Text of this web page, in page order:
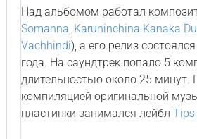
Над альбомом работал
Somanna, Karuninchina Kanaka
Vachhindi), а его релиз
года. На саундтрек попало 5
длительностью около 25 минут.
компиляцией оригинальной
пластинки занимался лейбл Tips